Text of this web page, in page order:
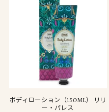
ボディローション（150ML） リリ
ー・パレス